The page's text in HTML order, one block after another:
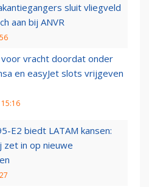
sluit vliegveld
aan bij ANVR
vracht doordat onder
en easyJet slots vrijgeven
E2 biedt LATAM kansen:
zet in op nieuwe